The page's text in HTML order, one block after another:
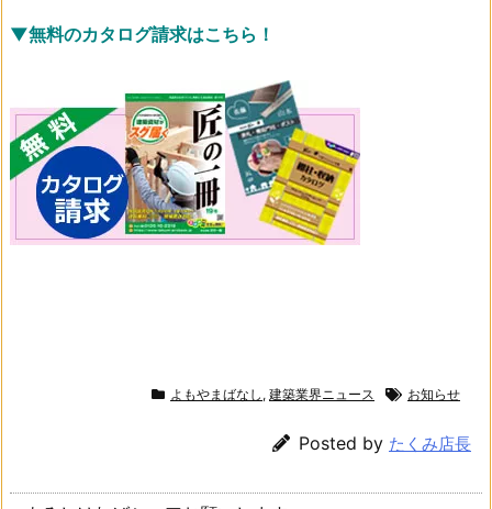
▼無料のカタログ請求はこちら！
よもやまばなし , 建築業界ニュース お知らせ
Posted by たくみ店長